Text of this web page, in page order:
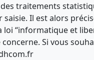
traitements
saisie. Il est alors
“informatique et
Si vous